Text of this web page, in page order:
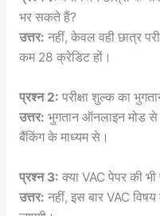
भर सकते हैं?
उत्तर: नहीं, केवल वही छात्र
कम 28 क्रेडिट हों।
प्रश्न 2: परीक्षा शुल्क का
उत्तर: भुगतान ऑनलाइन मोड से
बैंकिंग के माध्यम से।
प्रश्न 3: क्या VAC पेपर की भी
उत्तर: नहीं, इस बार VAC विषय